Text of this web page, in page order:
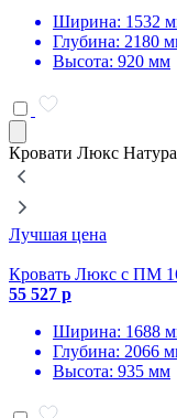
Ширина: 1532
Глубина: 2180
Высота: 920 мм
Кровати Люкс Натура
Лучшая цена
Кровать Люкс с ПМ
55 527 р
Ширина: 1688
Глубина: 2066
Высота: 935 мм